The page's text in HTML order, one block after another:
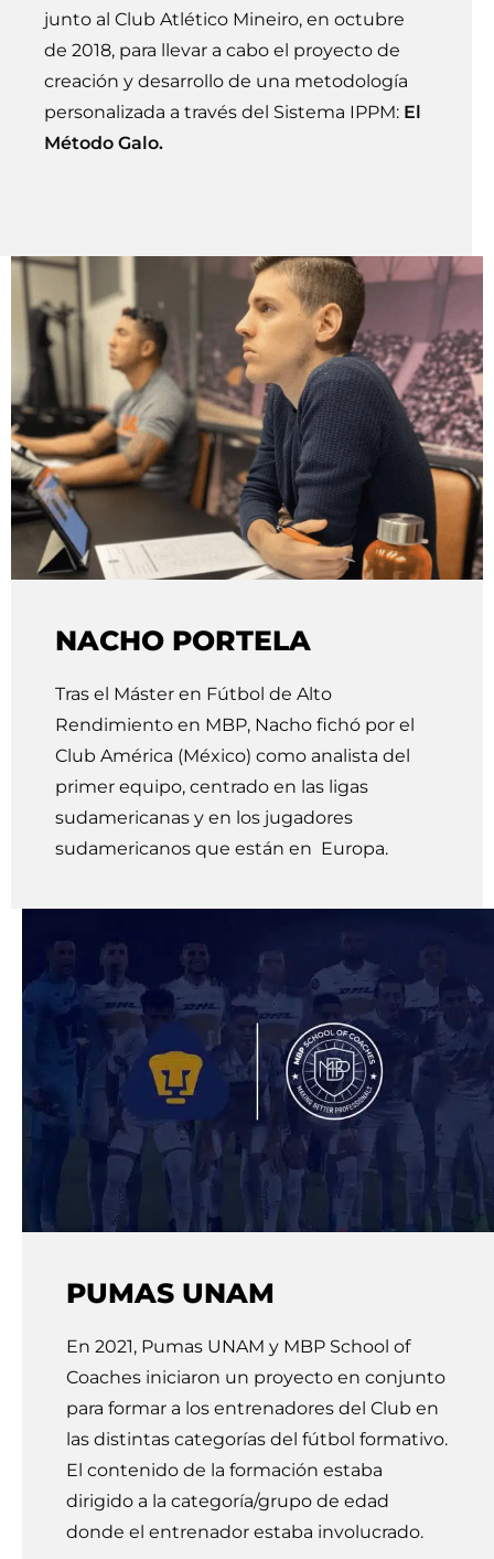
junto al Club Atlético Mineiro, en octubre
de 2018, para llevar a cabo el proyecto de
creación y desarrollo de una metodología
personalizada a través del Sistema IPPM: El
Método Galo.
NACHO PORTELA
Tras el Máster en Fútbol de Alto
Rendimiento en MBP, Nacho fichó por el
Club América (México) como analista del
primer equipo, centrado en las ligas
sudamericanas y en los jugadores
sudamericanos que están en Europa.
PUMAS UNAM
En 2021, Pumas UNAM y MBP School of
Coaches iniciaron un proyecto en conjunto
para formar a los entrenadores del Club en
las distintas categorías del fútbol formativo.
El contenido de la formación estaba
dirigido a la categoría/grupo de edad
donde el entrenador estaba involucrado.